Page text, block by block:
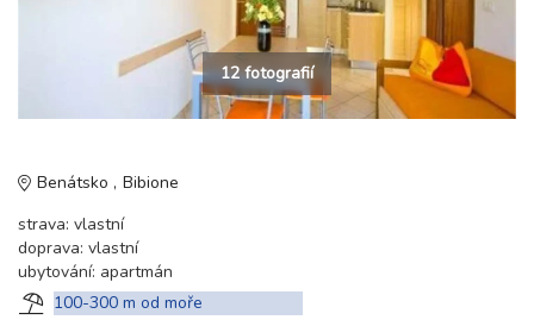
12 fotografií
Benátsko
Bibione
strava: vlastní
doprava: vlastní
ubytování: apartmán
100-300 m od moře